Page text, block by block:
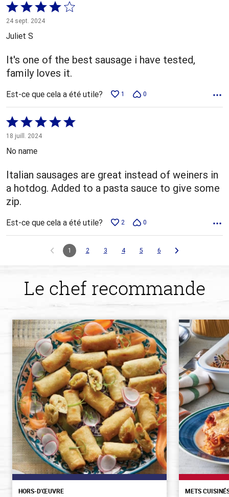
Coté
4 sur
5
24 sept. 2024
Juliet S
It's one of the best sausage i have tested,
family loves it.
Est-ce que cela a été utile? 1 0
Coté
5 sur
5
18 juill. 2024
No name
Italian sausages are great instead of weiners in
a hotdog. Added to a pasta sauce to give some
zip.
Est-ce que cela a été utile? 2 0
1 2 3 4 5 6
Le chef recommande
HORS-D'ŒUVRE METS